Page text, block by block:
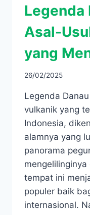
Legenda
Asal-
yang
26/02/2025
Legenda
vulkanik yang
Indonesia,
alamnya yang
panorama
tempat ini
populer baik
internasional.